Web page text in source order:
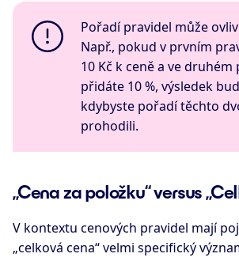
Pořadí pravidel může
Např., pokud v prvním
10 Kč k ceně a ve druhém
přidáte 10 %, výsledek
kdybyste pořadí těchto
prohodili.
„Cena za položku“ versus
V kontextu cenových pravidel mají
„celková cena“ velmi specifický